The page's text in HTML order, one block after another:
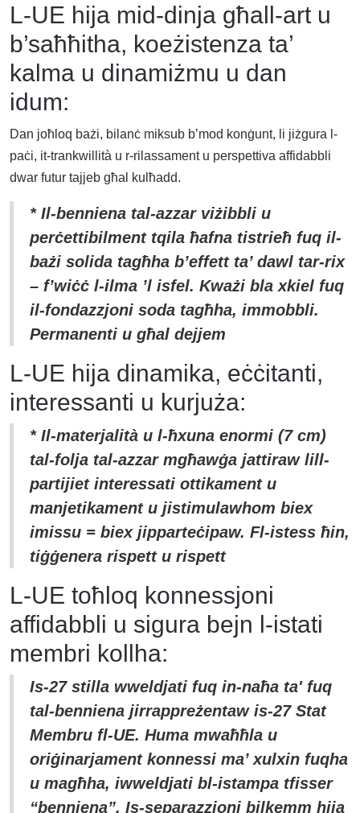
L-UE hija mid-dinja għall-art u
b’saħħitha, koeżistenza ta’
kalma u dinamiżmu u dan
idum:
Dan joħloq bażi, bilanċ miksub b’mod konġunt, li jiżgura l-
paċi, it-trankwillità u r-rilassament u perspettiva affidabbli
dwar futur tajjeb għal kulħadd.
* Il-benniena tal-azzar viżibbli u
perċettibilment tqila ħafna tistrieħ fuq il-
bażi solida tagħha b’effett ta’ dawl tar-rix
– f’wiċċ l-ilma ’l isfel. Kważi bla xkiel fuq
il-fondazzjoni soda tagħha, immobbli.
Permanenti u għal dejjem
L-UE hija dinamika, eċċitanti,
interessanti u kurjuża:
* Il-materjalità u l-ħxuna enormi (7 cm)
tal-folja tal-azzar mgħawġa jattiraw lill-
partijiet interessati ottikament u
manjetikament u jistimulawhom biex
imissu = biex jipparteċipaw. Fl-istess ħin,
tiġġenera rispett u rispett
L-UE toħloq konnessjoni
affidabbli u sigura bejn l-istati
membri kollha:
Is-27 stilla wweldjati fuq in-naħa ta' fuq
tal-benniena jirrappreżentaw is-27 Stat
Membru fl-UE. Huma mwaħħla u
oriġinarjament konnessi ma’ xulxin fuqha
u magħha, iwweldjati bl-istampa tfisser
“benniena”. Is-separazzjoni bilkemm hija